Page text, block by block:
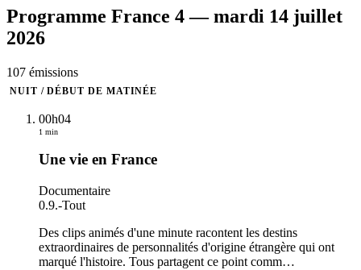
Programme France 4—mardi 14 juillet
2026
107 émissions
NUIT / DÉBUT DE MATINÉE
00h04
1 min
Une vie en France
Documentaire
0.9.-Tout
Des clips animés d'une minute racontent les destins
extraordinaires de personnalités d'origine étrangère qui ont
marqué l'histoire. Tous partagent ce point comm…